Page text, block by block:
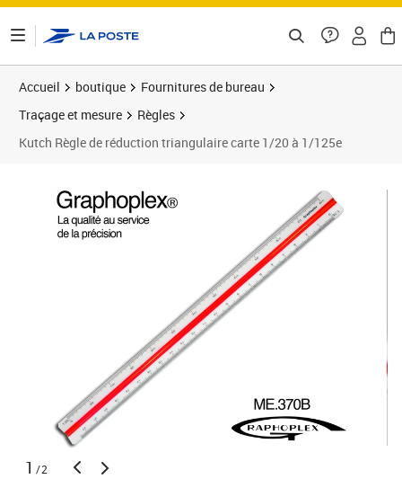
Accueil boutique
Fournitures de bureau
Traçage et mesure
Règles
Kutch Règle de réduction triangulaire carte 1/20 à 1/125e
1 /2